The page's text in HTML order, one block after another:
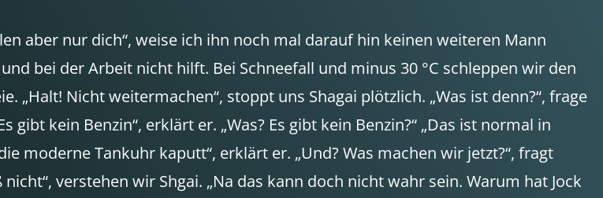
aber nur dich“, weise ich ihn noch mal darauf hin keinen weiteren Mann
bei der Arbeit nicht hilft. Bei Schneefall und minus 30 °C schleppen wir den
„Halt! Nicht weitermachen“, stoppt uns Shagai plötzlich. „Was ist denn?“, frage
kein Benzin“, erklärt er. „Was? Es gibt kein Benzin?“ „Das ist normal in
moderne Tankuhr kaputt“, erklärt er. „Und? Was machen wir jetzt?“, fragt
verstehen wir Shgai. „Na das kann doch nicht wahr sein. Warum hat Jock